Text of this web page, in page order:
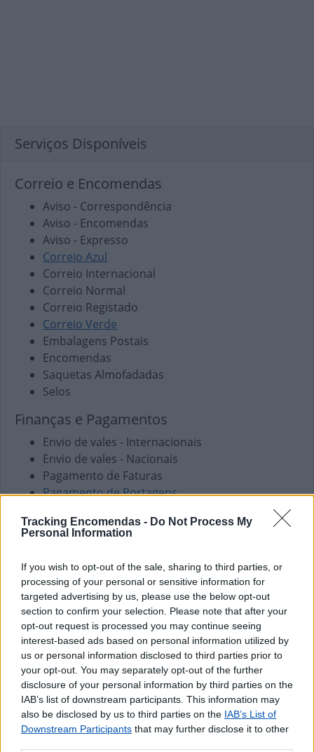
Tracking Encomendas - Do Not Process My
Personal Information
If you wish to opt-out of the sale, sharing to third parties, or
processing of your personal or sensitive information for
targeted advertising by us, please use the below opt-out
section to confirm your selection. Please note that after your
opt-out request is processed you may continue seeing
interest-based ads based on personal information utilized by
us or personal information disclosed to third parties prior to
your opt-out. You may separately opt-out of the further
disclosure of your personal information by third parties on the
IAB’s list of downstream participants. This information may
also be disclosed by us to third parties on the IAB’s List of
Downstream Participants that may further disclose it to other
Serviços Disponíveis
Correio e Encomendas
Aviso - Correspondência
Aviso - Encomendas
Aviso - Expresso
Correio Azul
Correio Internacional
Correio Normal
Correio Registado
Correio Verde
Embalagens Postais
Encomendas
Saquetas Almofadadas
Selos
Finanças e Pagamentos
Envio de vales - Internacionais
Envio de vales - Nacionais
Pagamento de Faturas
Pagamento de Portagens
Outros Serviços
Carregamento de Telemóveis